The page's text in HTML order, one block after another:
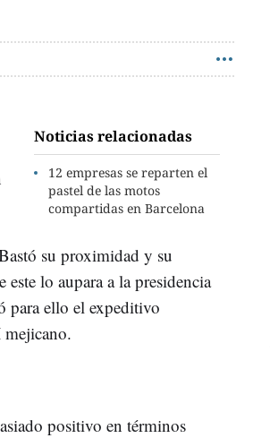
Noticias relacionadas
12 empresas se reparten el
pastel de las motos
compartidas en Barcelona
su proximidad y su
este lo aupara a la presidencia
para ello el expeditivo
positivo en términos